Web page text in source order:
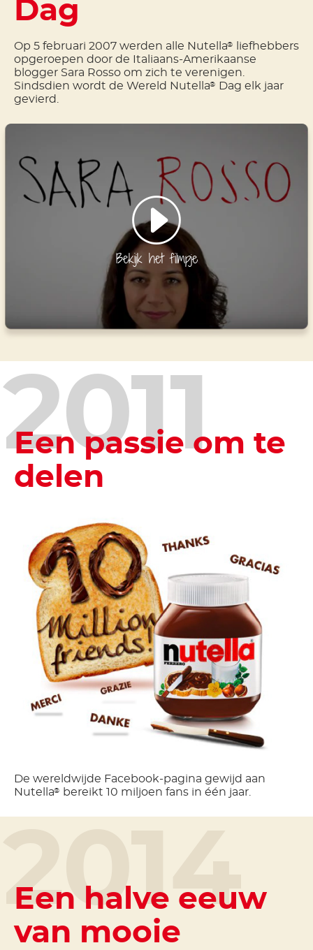
Bekijk het filmpje
Dag
Op 5 februari 2007 werden alle Nutella®
liefhebbers
opgeroepen door de Italiaans-Amerikaanse
blogger Sara Rosso om zich te verenigen.
Sindsdien wordt de Wereld Nutella®
Dag elk jaar
gevierd.
2011
Een passie om te
delen
De wereldwijde Facebook-pagina gewijd aan
Nutella® bereikt 10 miljoen fans in één jaar.
2014
Een halve eeuw
van mooie